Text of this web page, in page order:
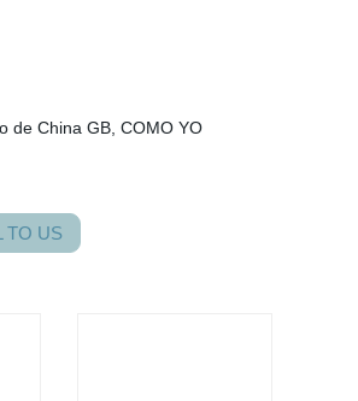
de China GB, COMO YO
TO US